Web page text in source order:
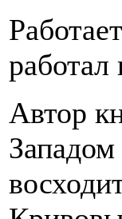
работал
Автор